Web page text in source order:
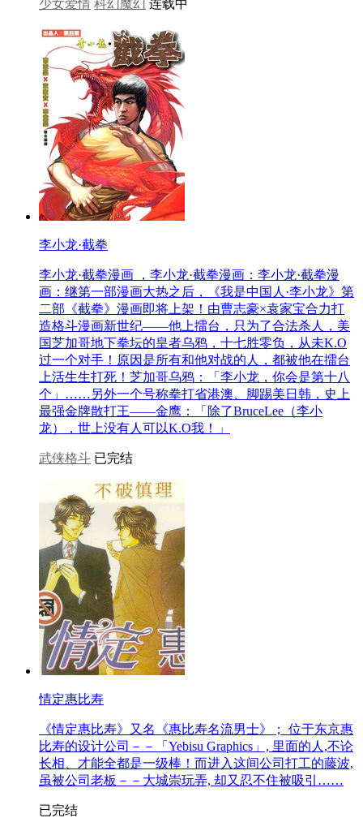
少女爱情 科幻魔幻 连载中
李小龙·截拳
李小龙·截拳漫画 ，李小龙·截拳漫画：李小龙·截拳漫
画：继第一部漫画大热之后，《我是中国人·李小龙》第
二部《截拳》漫画即将上架！由曹志豪×袁家宝合力打
造格斗漫画新世纪——他上擂台，只为了合法杀人，美
国芝加哥地下拳坛的皇者乌鸦，十七胜零负，从未K.O
过一个对手！原因是所有和他对战的人，都被他在擂台
上活生生打死！芝加哥乌鸦：「李小龙，你会是第十八
个」……另外一个号称拳打省港澳、脚踢美日韩，史上
最强金牌散打王——金鹰：「除了BruceLee（李小
龙），世上没有人可以K.O我！」
武侠格斗 已完结
情定惠比寿
《情定惠比寿》又名《惠比寿名流男士》； 位于东京惠
比寿的设计公司－－「Yebisu Graphics」, 里面的人,不论
长相、才能全都是一级棒！而进入这间公司打工的藤波,
虽被公司老板－－大城崇玩弄, 却又忍不住被吸引……
已完结